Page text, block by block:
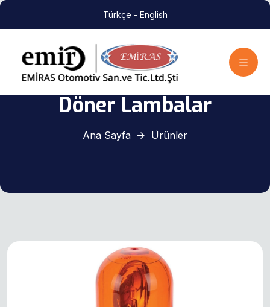
Türkçe - English
Döner Lambalar
Ana Sayfa Ürünler